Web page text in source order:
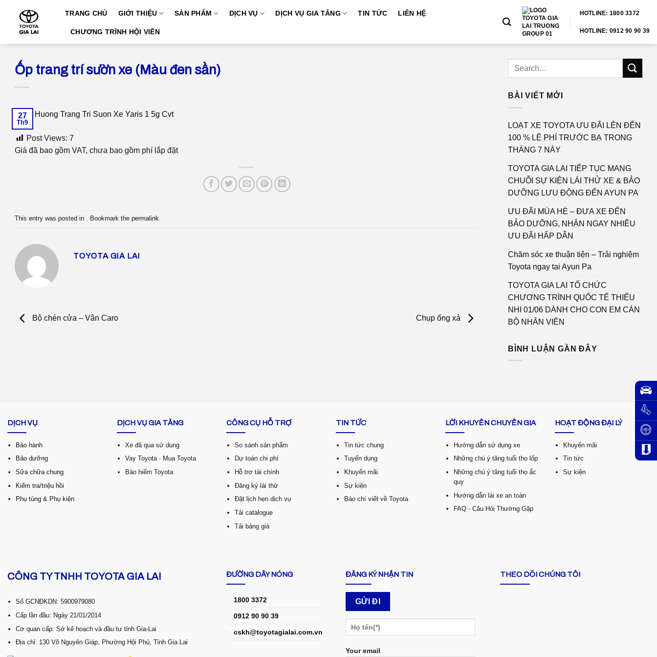
content
TRANG CHỦ GIỚI THIỆU SẢN PHẨM DỊCH VỤ DỊCH VỤ GIA TĂNG TIN TỨC LIÊN HỆ
CHƯƠNG TRÌNH HỘI VIÊN
HOTLINE: 1800 3372
HOTLINE: 0912 90 90 39
Ốp trang trí sườn xe (Màu đen sần)
27
Th9
Post Views: 7
Giá đã bao gồm VAT, chưa bao gồm phí lắp đặt
This entry was posted in . Bookmark the permalink.
TOYOTA GIA LAI
Bộ chén cửa – Vân Caro Chụp ống xả
BÀI VIẾT MỚI
LOẠT XE TOYOTA ƯU ĐÃI LÊN ĐẾN
100 % LỆ PHÍ TRƯỚC BẠ TRONG
THÁNG 7 NÀY
TOYOTA GIA LAI TIẾP TỤC MANG
CHUỖI SỰ KIỆN LÁI THỬ XE & BẢO
DƯỠNG LƯU ĐỘNG ĐẾN AYUN PA
ƯU ĐÃI MÙA HÈ – ĐƯA XE ĐẾN
BẢO DƯỠNG, NHẬN NGAY NHIỀU
ƯU ĐÃI HẤP DẪN
Chăm sóc xe thuận tiện – Trải nghiệm
Toyota ngay tại Ayun Pa
TOYOTA GIA LAI TỔ CHỨC
CHƯƠNG TRÌNH QUỐC TẾ THIẾU
NHI 01/06 DÀNH CHO CON EM CÁN
BỘ NHÂN VIÊN
BÌNH LUẬN GẦN ĐÂY
DỊCH VỤ
Bảo hành
Bảo dưỡng
Sữa chữa chung
Kiểm tra/triệu hồi
Phụ tùng & Phụ kiện
DỊCH VỤ GIA TĂNG
Xe đã qua sử dụng
Vay Toyota - Mua Toyota
Bảo hiểm Toyota
CÔNG CỤ HỖ TRỢ
So sánh sản phẩm
Dự toán chi phí
Hỗ trợ tài chính
Đăng ký lái thử
Đặt lịch hẹn dịch vụ
Tải catalogue
Tải bảng giá
TIN TỨC
Tin tức chung
Tuyển dụng
Khuyến mãi
Sự kiện
Báo chí viết về Toyota
LỜI KHUYÊN CHUYÊN GIA
Hướng dẫn sử dụng xe
Những chú ý tăng tuổi thọ lốp
Những chú ý tăng tuổi thọ ắc
quy
Hướng dẫn lái xe an toàn
FAQ - Câu Hỏi Thường Gặp
HOẠT ĐỘNG ĐẠI LÝ
Khuyến mãi
Tin tức
Sự kiện
CÔNG TY TNHH TOYOTA GIA LAI
Số GCNĐKDN: 5900979080
Cấp lần đầu: Ngày 21/01/2014
Cơ quan cấp: Sở kế hoạch và đầu tư tỉnh Gia-Lai
Địa chỉ: 130 Võ Nguyên Giáp, Phường Hội Phú, Tỉnh Gia Lai
ĐƯỜNG DÂY NÓNG
1800 3372
0912 90 90 39
cskh@toyotagialai.com.vn
ĐĂNG KÝ NHẬN TIN
Your email
THEO DÕI CHÚNG TÔI